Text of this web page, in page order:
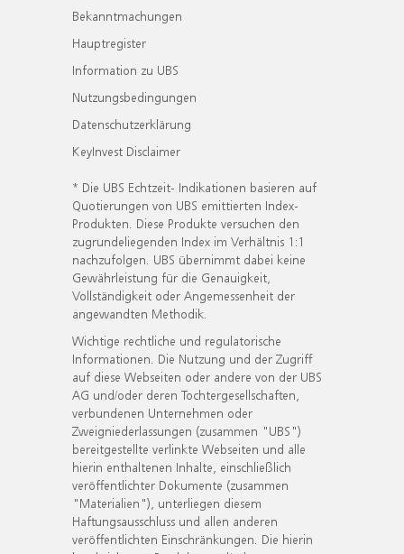
Bekanntmachungen
Hauptregister
Information zu UBS
Nutzungsbedingungen
Datenschutzerklärung
KeyInvest Disclaimer
* Die UBS Echtzeit- Indikationen basieren auf
Quotierungen von UBS emittierten Index-
Produkten. Diese Produkte versuchen den
zugrundeliegenden Index im Verhältnis 1:1
nachzufolgen. UBS übernimmt dabei keine
Gewährleistung für die Genauigkeit,
Vollständigkeit oder Angemessenheit der
angewandten Methodik.
Wichtige rechtliche und regulatorische
Informationen. Die Nutzung und der Zugriff
auf diese Webseiten oder andere von der UBS
AG und/oder deren Tochtergesellschaften,
verbundenen Unternehmen oder
Zweigniederlassungen (zusammen "UBS")
bereitgestellte verlinkte Webseiten und alle
hierin enthaltenen Inhalte, einschließlich
veröffentlichter Dokumente (zusammen
"Materialien"), unterliegen diesem
Haftungsausschluss und allen anderen
veröffentlichten Einschränkungen. Die hierin